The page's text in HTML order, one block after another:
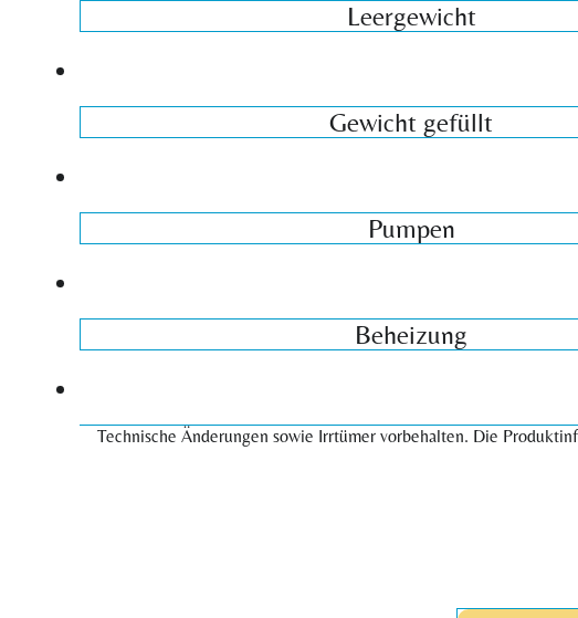
Leergewicht
Gewicht gefüllt
Pumpen
Beheizung
Technische Änderungen sowie Irrtümer vorbehalten. Die